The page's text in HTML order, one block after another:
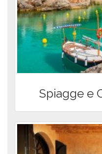
Spiagge e